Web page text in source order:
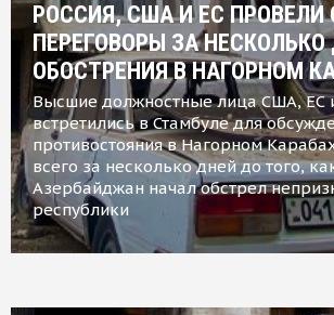
РОССИЯ, США И ЕС ПРОВЕЛИ
ПЕРЕГОВОРЫ ЗА
ОБОСТРЕНИЯ В НАГОРНОМ
Высшие должностные лица США, ЕС
встретились в Стамбуле для
противостояния в Нагорном
всего за несколько дней до того,
Азербайджан начал обстрел
республики